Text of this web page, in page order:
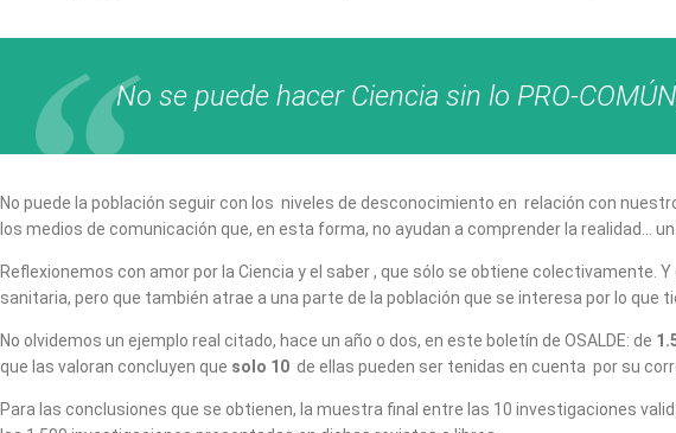
No se puede hacer Ciencia sin lo PRO-
No puede la población seguir con los niveles de desconocimiento en relación con
los medios de comunicación que, en esta forma, no ayudan a comprender la realidad…
Reflexionemos con amor por la Ciencia y el saber , que sólo se obtiene
sanitaria, pero que también atrae a una parte de la población que se interesa por lo que
No olvidemos un ejemplo real citado, hace un año o dos, en este boletín de OSALDE: de
que las valoran concluyen que solo 10 de ellas pueden ser tenidas en cuenta por su
Para las conclusiones que se obtienen, la muestra final entre las 10 investigaciones